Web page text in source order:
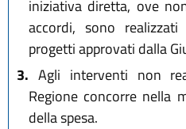
iniziativa diretta, ove
accordi, sono
progetti approvati dalla
3. Agli interventi non
Regione concorre nella
della spesa.